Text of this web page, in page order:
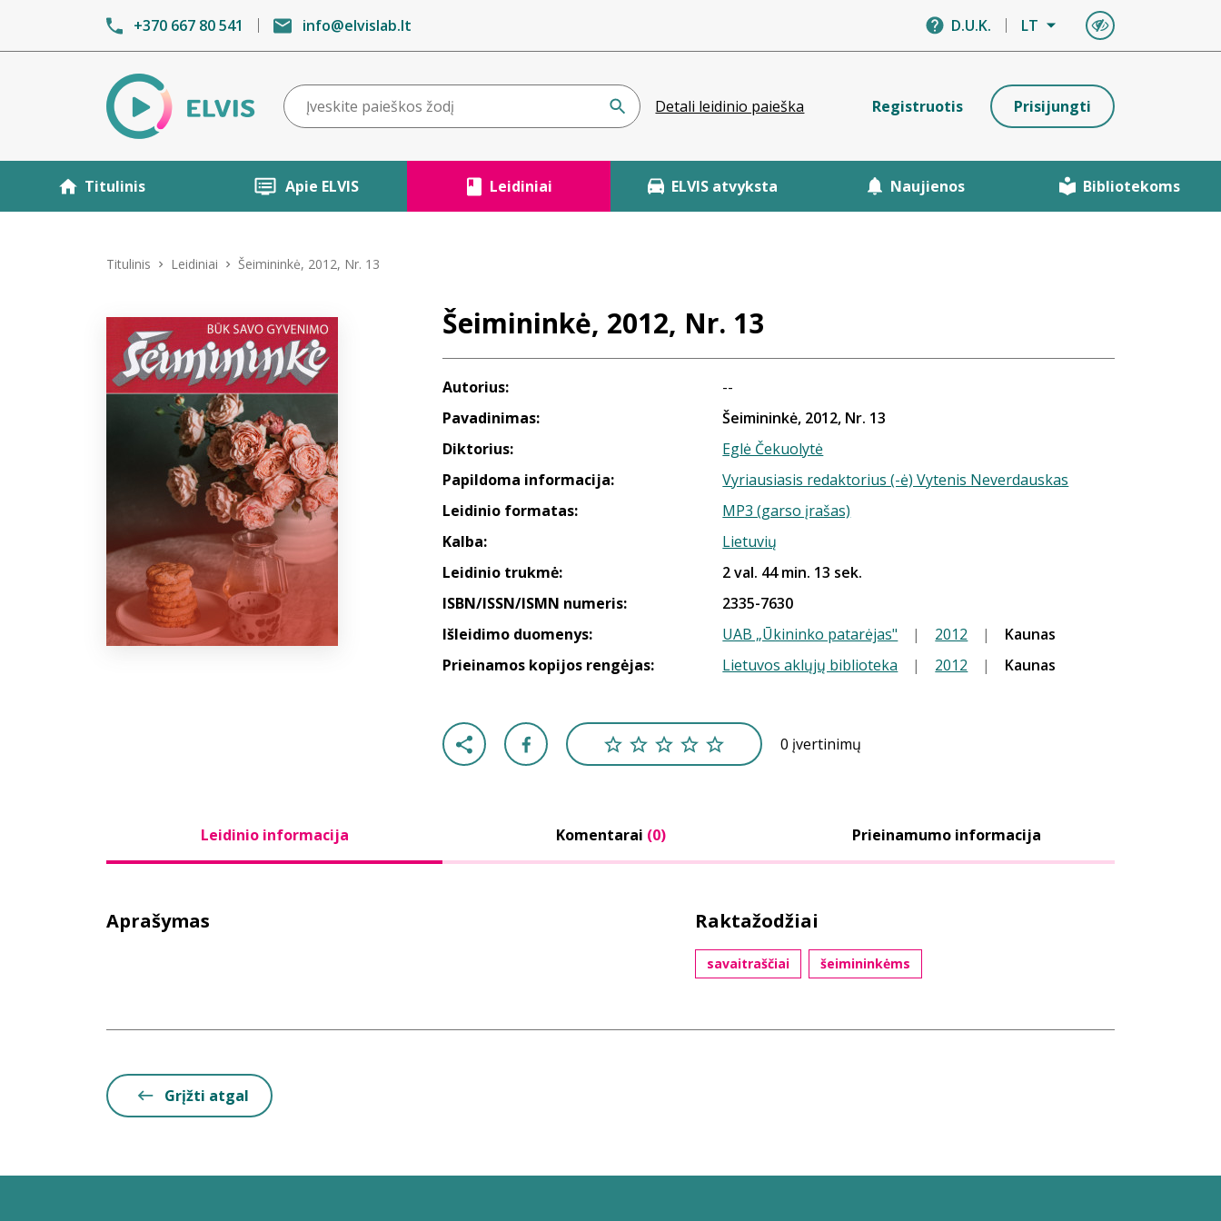
+370 667 80 541 info@elvislab.lt D.U.K. LT
Detali leidinio paieška Registruotis Prisijungti
Titulinis Apie ELVIS Leidiniai ELVIS atvyksta Naujienos Bibliotekoms
Titulinis Leidiniai Šeimininkė, 2012, Nr. 13
Šeimininkė, 2012, Nr. 13
Autorius:
--
Pavadinimas:
Šeimininkė, 2012, Nr. 13
Diktorius:
Eglė Čekuolytė
Papildoma informacija:
Vyriausiasis redaktorius (-ė) Vytenis Neverdauskas
Leidinio formatas:
MP3 (garso įrašas)
Kalba:
Lietuvių
Leidinio trukmė:
2 val. 44 min. 13 sek.
ISBN/ISSN/ISMN numeris:
2335-7630
Išleidimo duomenys:
UAB „Ūkininko patarėjas" | 2012 |
Kaunas
Prieinamos kopijos rengėjas:
Lietuvos aklųjų biblioteka | 2012 | Kaunas
0 įvertinimų
Leidinio informacija Komentarai (0) Prieinamumo informacija
Aprašymas Raktažodžiai
savaitraščiai šeimininkėms
Grįžti atgal